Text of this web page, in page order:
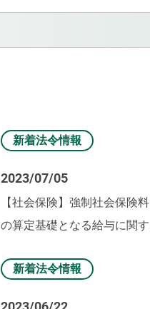
新着法令情報
2023/07/05
【社会保険】強制社会保険料
の算定基礎となる給与に関す
新着法令情報